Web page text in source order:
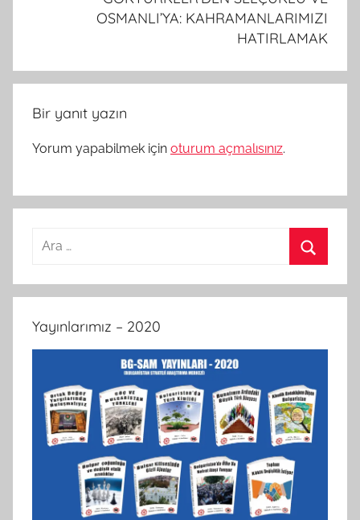
OSMANLI’YA: KAHRAMANLARIMIZI
HATIRLAMAK
Bir yanıt yazın
Yorum yapabilmek için oturum açmalısınız.
Arama:
Yayınlarımız – 2020